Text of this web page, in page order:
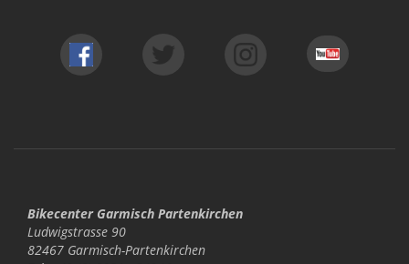
Bikecenter Garmisch Partenkirchen
Ludwigstrasse 90
82467 Garmisch-Partenkirchen